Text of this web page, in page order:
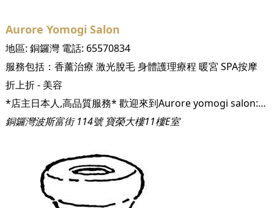
Aurore Yomogi Salon
地區: 銅鑼灣電話: 65570834
服務包括： 香薰治療 激光脫毛身體護理療程 暖宮 SPA按摩
折上折 - 美容
*店主日本人,高品質服務* 歡迎來到Aurore yomogi salon:) 在香港也可以享受到韓方黃土艾葉暖宮坐薰。 Aurore於2017年6月將黃土坐薰引入香港，是第一間開始黃土暖宮坐薰的公司。 艾葉暖宮坐薰已有超過600年歷史，是韓國傳統民間醫術之一。這是通過漢方藥浴蒸氣對肛門和子宮進行薰蒸，使下體逐漸變熱的一種韓國傳統民間療法。不僅在韓國，亞洲其他地區也在很久以前有對女性“下湯”的說法，利用熬制的藥草散發出的蒸氣對女性小腹進行薰蒸，淨化女性脆弱區域，以此來維持女性的健康和美。 有別於其他薰蒸公司，不是用機器製作的低成本木座椅，我地採用最頂級的黃土來製成的坐浴器。在土窯裡使用1200度以上的高溫進行燒製，經過一周嘅時間精心完成的。 透過從陰道或肛門的粘膜吸收蒸氣中的艾葉草藥成份，使盤腔內的器官得到温暖，體温上升從而令免疫系統及手腳冰冷的情況得到改善。 同時也會有改善女性獨有的不適、經痛、月經不順暢及更年期不適等的預期效果。 更可令體內脂肪下降及令肌膚回復原來的狀態。 此外，男性也可使用，可以排出身體毒素，消除疲勞。
銅鑼灣波斯富街 114號 寶榮大樓11樓E室